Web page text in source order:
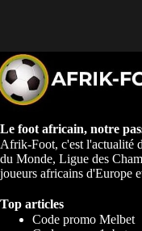
Le foot africain, notre
Afrik-Foot, c'est l'actualité
du Monde, Ligue des
joueurs africains d'Europe
Top articles
Code promo Melbet